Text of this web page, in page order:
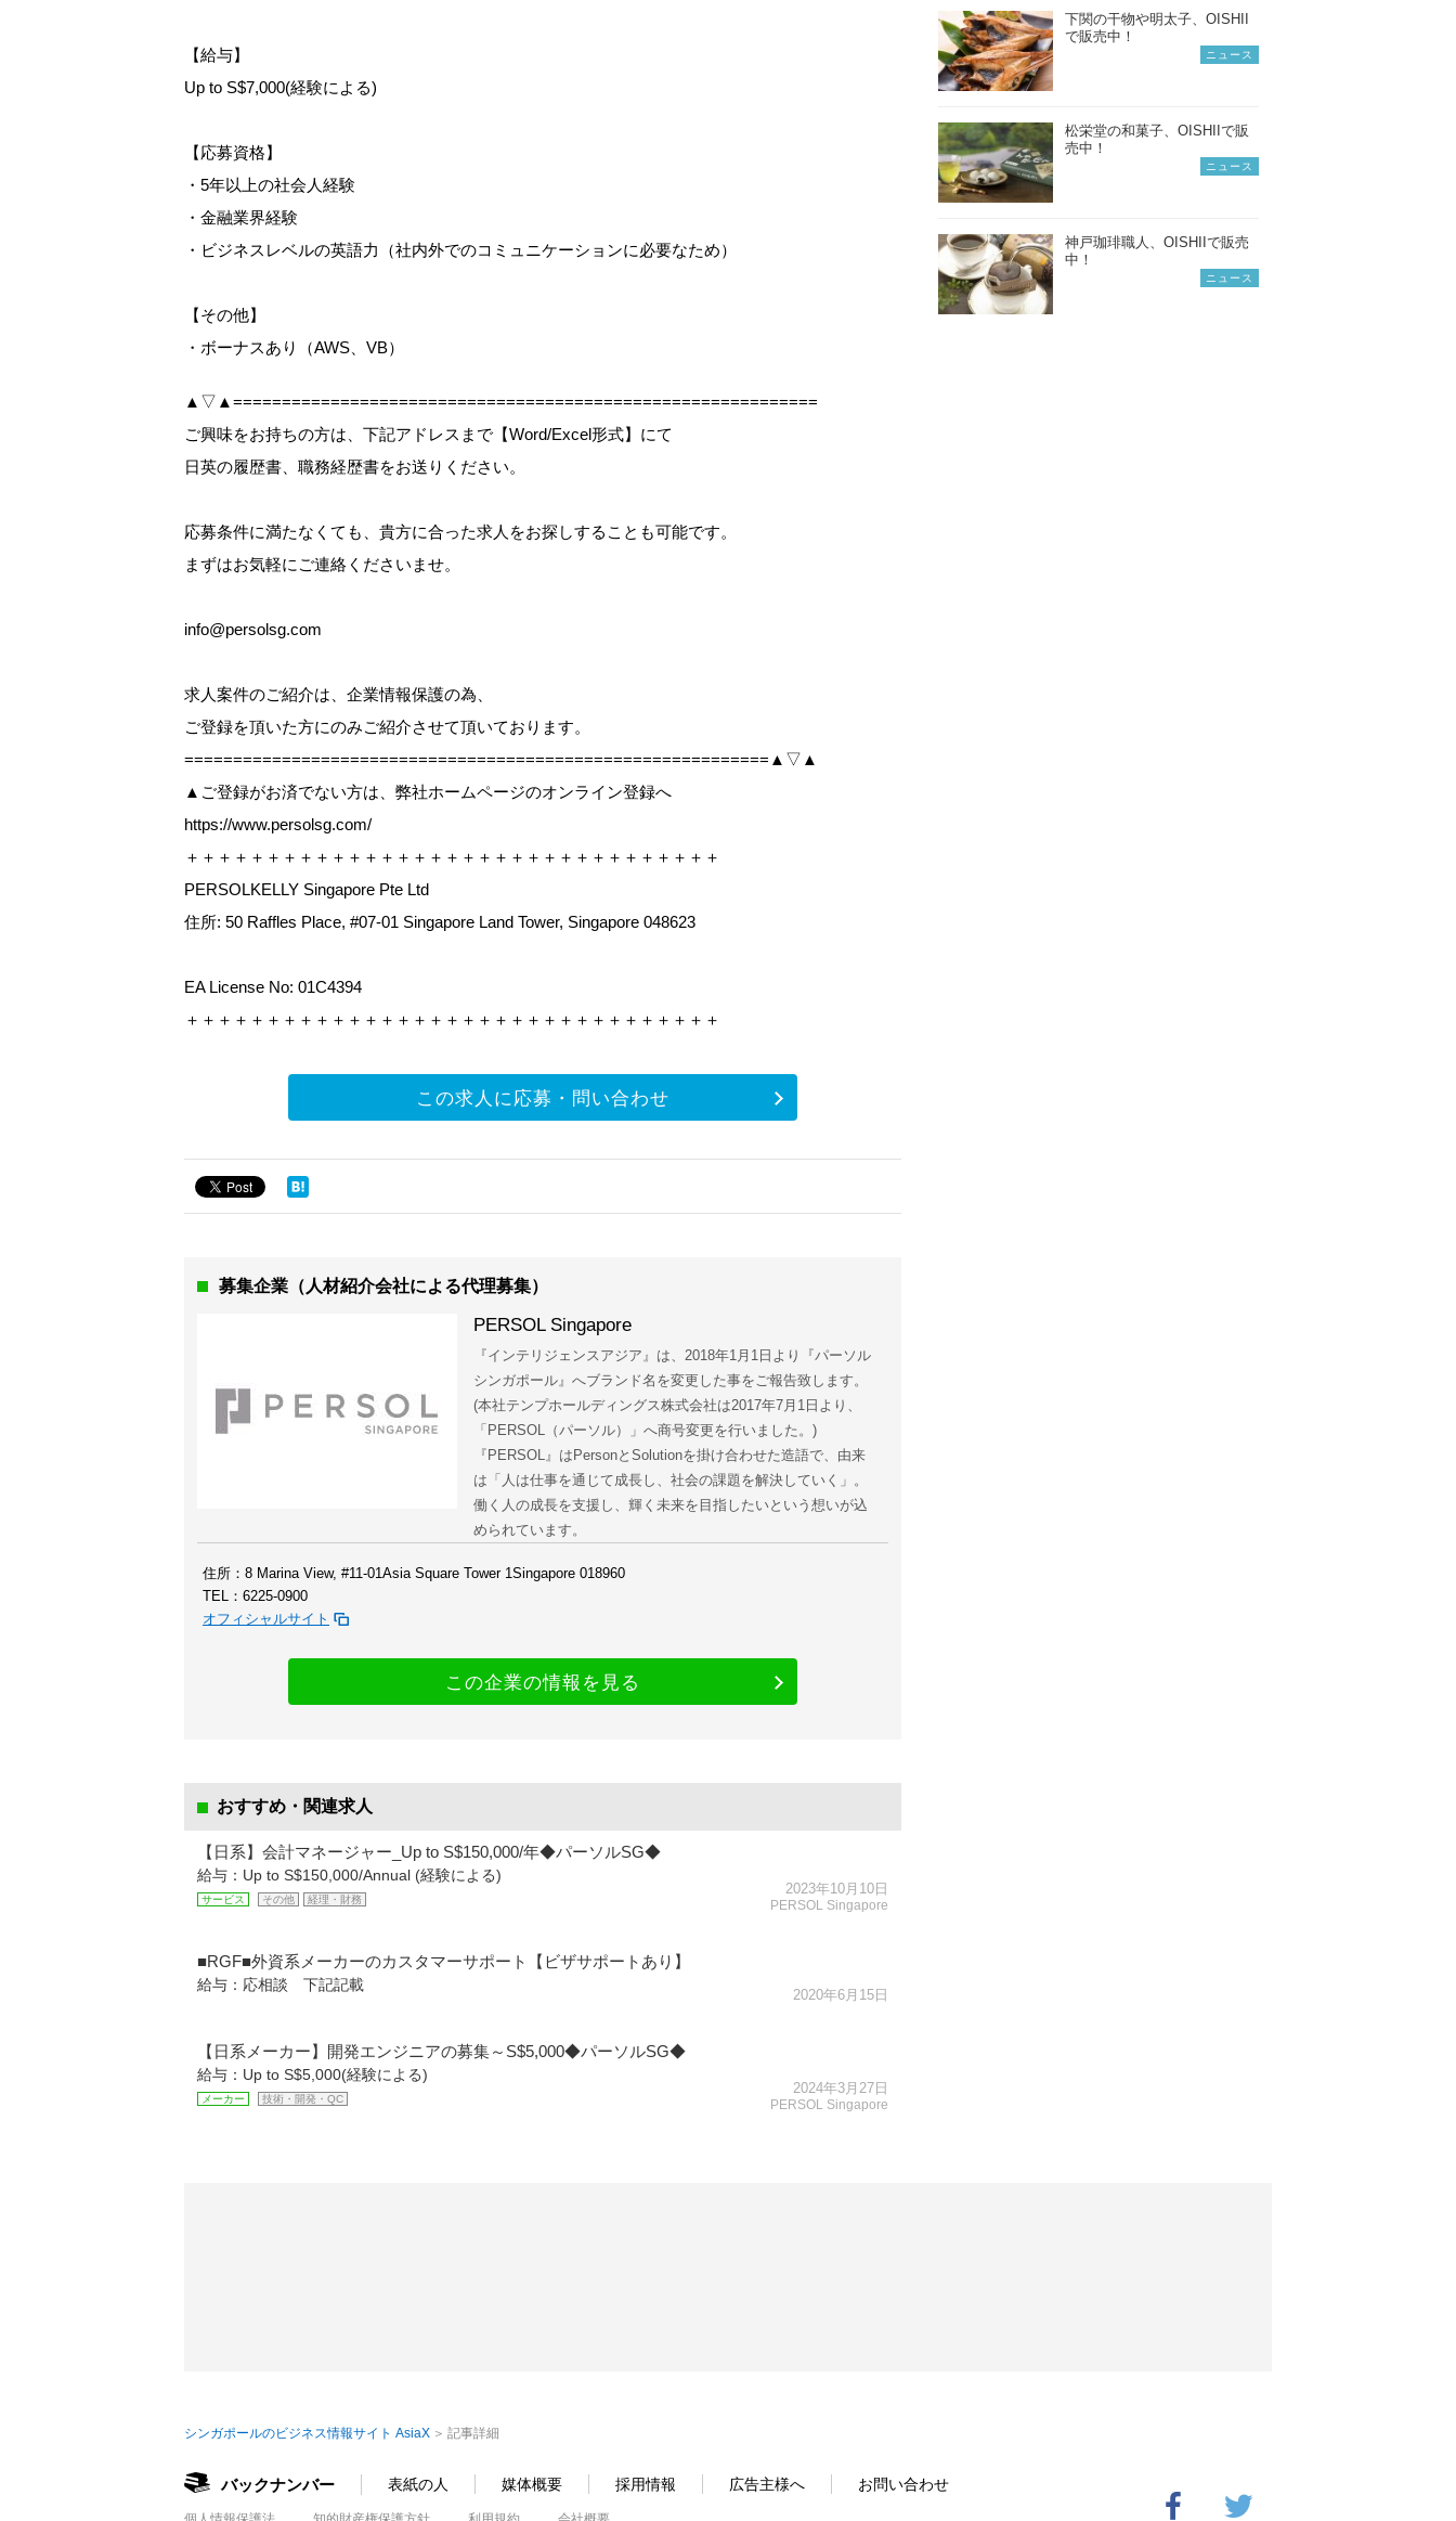
【給与】
Up to S$7,000(経験による)
【応募資格】
・5年以上の社会人経験
・金融業界経験
・ビジネスレベルの英語力（社内外でのコミュニケーションに必要なため）
【その他】
・ボーナスあり（AWS、VB）
▲▽▲============================================================
ご興味をお持ちの方は、下記アドレスまで【Word/Excel形式】にて
日英の履歴書、職務経歴書をお送りください。
応募条件に満たなくても、貴方に合った求人をお探しすることも可能です。
まずはお気軽にご連絡くださいませ。
info@persolsg.com
求人案件のご紹介は、企業情報保護の為、
ご登録を頂いた方にのみご紹介させて頂いております。
============================================================▲▽▲
▲ご登録がお済でない方は、弊社ホームページのオンライン登録へ
https://www.persolsg.com/
＋＋＋＋＋＋＋＋＋＋＋＋＋＋＋＋＋＋＋＋＋＋＋＋＋＋＋＋＋＋＋＋＋
PERSOLKELLY Singapore Pte Ltd
住所: 50 Raffles Place, #07-01 Singapore Land Tower, Singapore 048623
EA License No: 01C4394
＋＋＋＋＋＋＋＋＋＋＋＋＋＋＋＋＋＋＋＋＋＋＋＋＋＋＋＋＋＋＋＋＋
この求人に応募・問い合わせ
募集企業（人材紹介会社による代理募集）
PERSOL Singapore
『インテリジェンスアジア』は、2018年1月1日より『パーソル
シンガポール』へブランド名を変更した事をご報告致します。
(本社テンプホールディングス株式会社は2017年7月1日より、
「PERSOL（パーソル）」へ商号変更を行いました。)
『PERSOL』はPersonとSolutionを掛け合わせた造語で、由来
は「人は仕事を通じて成長し、社会の課題を解決していく」。
働く人の成長を支援し、輝く未来を目指したいという想いが込
められています。
住所：8 Marina View, #11-01Asia Square Tower 1Singapore 018960
TEL：6225-0900
オフィシャルサイト
この企業の情報を見る
おすすめ・関連求人
【日系】会計マネージャー_Up to S$150,000/年◆パーソルSG◆
給与：Up to S$150,000/Annual (経験による)
サービス その他 経理・財務
2023年10月10日
PERSOL Singapore
■RGF■外資系メーカーのカスタマーサポート【ビザサポートあり】
給与：応相談 下記記載
2020年6月15日
【日系メーカー】開発エンジニアの募集～S$5,000◆パーソルSG◆
給与：Up to S$5,000(経験による)
メーカー 技術・開発・QC
2024年3月27日
PERSOL Singapore
下関の干物や明太子、OISHII
で販売中！
ニュース
松栄堂の和菓子、OISHIIで販
売中！
ニュース
神戸珈琲職人、OISHIIで販売
中！
ニュース
シンガポールのビジネス情報サイト AsiaX 記事詳細
バックナンバー 表紙の人 媒体概要 採用情報 広告主様へ お問い合わせ